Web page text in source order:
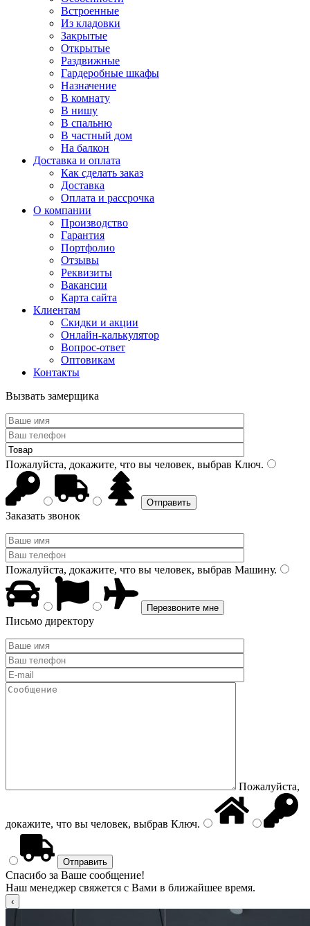
Встроенные
Из кладовки
Закрытые
Открытые
Раздвижные
Гардеробные шкафы
Назначение
В комнату
В нишу
В спальню
В частный дом
На балкон
Доставка и оплата
Как сделать заказ
Доставка
Оплата и рассрочка
О компании
Производство
Гарантия
Портфолио
Отзывы
Реквизиты
Вакансии
Карта сайта
Клиентам
Скидки и акции
Онлайн-калькулятор
Вопрос-ответ
Оптовикам
Контакты
Вызвать замерщика
Пожалуйста, докажите, что вы человек, выбрав Ключ.
Заказать звонок
Пожалуйста, докажите, что вы человек, выбрав Машину.
Письмо директору
Пожалуйста,
докажите, что вы человек, выбрав Ключ.
Спасибо за Ваше сообщение!
Наш менеджер свяжется с Вами в ближайшее время.